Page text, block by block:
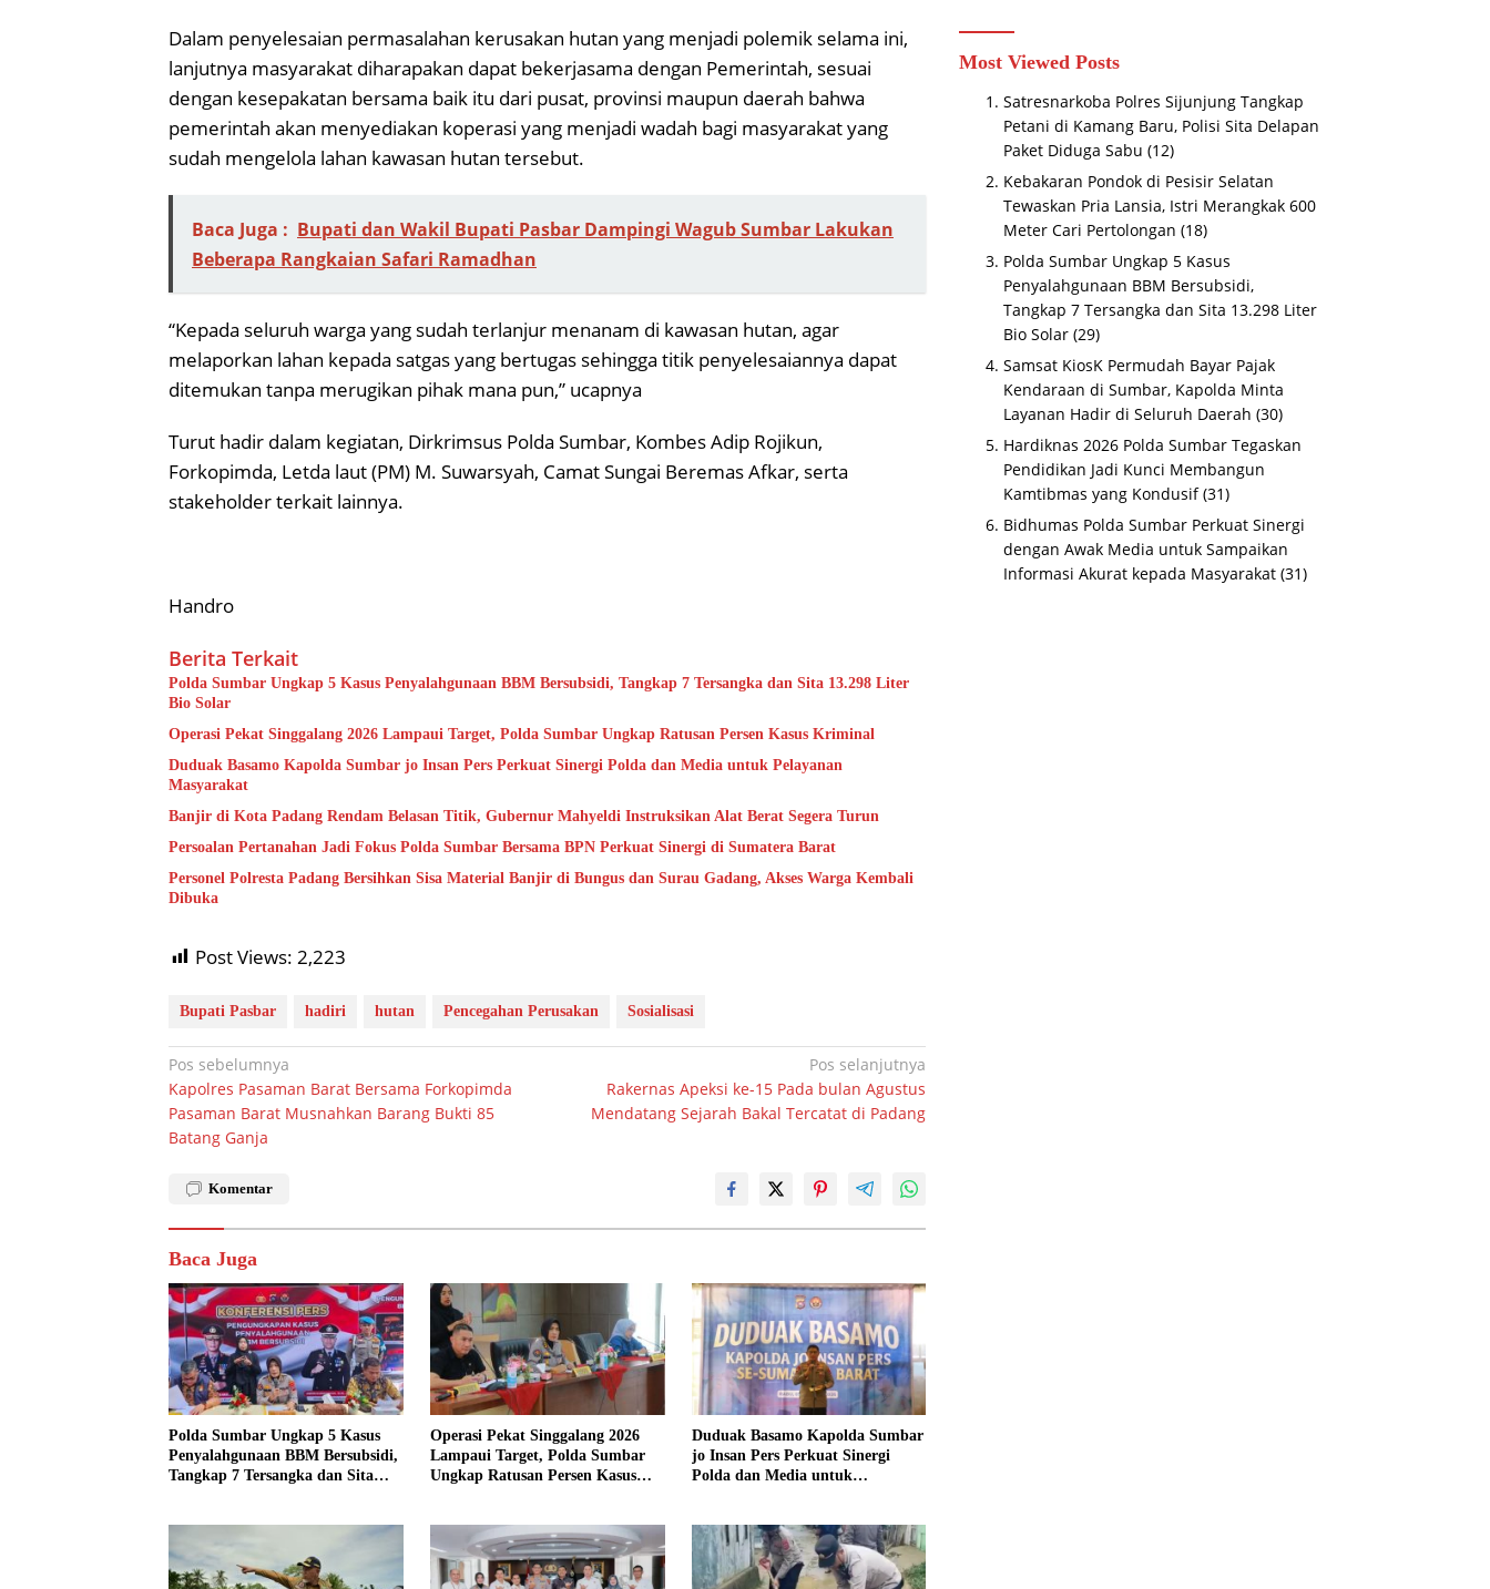
Dalam penyelesaian permasalahan kerusakan hutan yang menjadi polemik selama ini,
lanjutnya masyarakat diharapakan dapat bekerjasama dengan Pemerintah, sesuai
dengan kesepakatan bersama baik itu dari pusat, provinsi maupun daerah bahwa
pemerintah akan menyediakan koperasi yang menjadi wadah bagi masyarakat yang
sudah mengelola lahan kawasan hutan tersebut.
Baca Juga : Bupati dan Wakil Bupati Pasbar Dampingi Wagub Sumbar Lakukan
Beberapa Rangkaian Safari Ramadhan
“Kepada seluruh warga yang sudah terlanjur menanam di kawasan hutan, agar
melaporkan lahan kepada satgas yang bertugas sehingga titik penyelesaiannya dapat
ditemukan tanpa merugikan pihak mana pun,” ucapnya
Turut hadir dalam kegiatan, Dirkrimsus Polda Sumbar, Kombes Adip Rojikun,
Forkopimda, Letda laut (PM) M. Suwarsyah, Camat Sungai Beremas Afkar, serta
stakeholder terkait lainnya.
Handro
Berita Terkait
Polda Sumbar Ungkap 5 Kasus Penyalahgunaan BBM Bersubsidi, Tangkap 7 Tersangka dan Sita 13.298 Liter
Bio Solar
Operasi Pekat Singgalang 2026 Lampaui Target, Polda Sumbar Ungkap Ratusan Persen Kasus Kriminal
Duduak Basamo Kapolda Sumbar jo Insan Pers Perkuat Sinergi Polda dan Media untuk Pelayanan
Masyarakat
Banjir di Kota Padang Rendam Belasan Titik, Gubernur Mahyeldi Instruksikan Alat Berat Segera Turun
Persoalan Pertanahan Jadi Fokus Polda Sumbar Bersama BPN Perkuat Sinergi di Sumatera Barat
Personel Polresta Padang Bersihkan Sisa Material Banjir di Bungus dan Surau Gadang, Akses Warga Kembali
Dibuka
Post Views: 2,223
Bupati Pasbar hadiri hutan Pencegahan Perusakan Sosialisasi
Navigasi
pos
Pos sebelumnya
Kapolres Pasaman Barat Bersama Forkopimda
Pasaman Barat Musnahkan Barang Bukti 85
Batang Ganja
Pos selanjutnya
Rakernas Apeksi ke-15 Pada bulan Agustus
Mendatang Sejarah Bakal Tercatat di Padang
Komentar
Baca Juga
Polda Sumbar Ungkap 5 Kasus
Penyalahgunaan BBM Bersubsidi,
Tangkap 7 Tersangka dan Sita
Operasi Pekat Singgalang 2026
Lampaui Target, Polda Sumbar
Ungkap Ratusan Persen Kasus
Duduak Basamo Kapolda Sumbar
jo Insan Pers Perkuat Sinergi
Polda dan Media untuk
Most Viewed Posts
Satresnarkoba Polres Sijunjung Tangkap
Petani di Kamang Baru, Polisi Sita Delapan
Paket Diduga Sabu (12)
Kebakaran Pondok di Pesisir Selatan
Tewaskan Pria Lansia, Istri Merangkak 600
Meter Cari Pertolongan (18)
Polda Sumbar Ungkap 5 Kasus
Penyalahgunaan BBM Bersubsidi,
Tangkap 7 Tersangka dan Sita 13.298 Liter
Bio Solar (29)
Samsat KiosK Permudah Bayar Pajak
Kendaraan di Sumbar, Kapolda Minta
Layanan Hadir di Seluruh Daerah (30)
Hardiknas 2026 Polda Sumbar Tegaskan
Pendidikan Jadi Kunci Membangun
Kamtibmas yang Kondusif (31)
Bidhumas Polda Sumbar Perkuat Sinergi
dengan Awak Media untuk Sampaikan
Informasi Akurat kepada Masyarakat (31)